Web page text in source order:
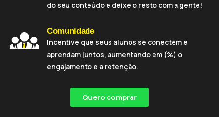
do seu conteúdo e deixe o resto com a gente!
Comunidade
Incentive que seus alunos se conectem e
aprendam juntos, aumentando em (%) o
engajamento e a retenção.
Quero comprar